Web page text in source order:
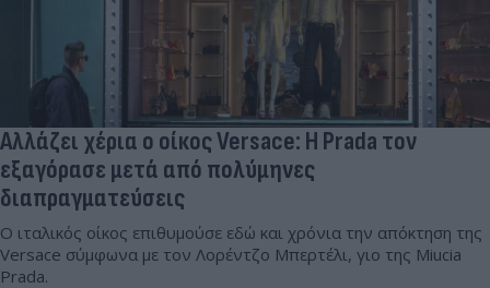
Αλλάζει χέρια ο οίκος Versace: H Prada τον
εξαγόρασε μετά από πολύμηνες
διαπραγματεύσεις
Ο ιταλικός οίκος επιθυμούσε εδώ και χρόνια την απόκτηση της
Versace σύμφωνα με τον Λορέντζο Μπερτέλι, γιο της Miucia
Prada.